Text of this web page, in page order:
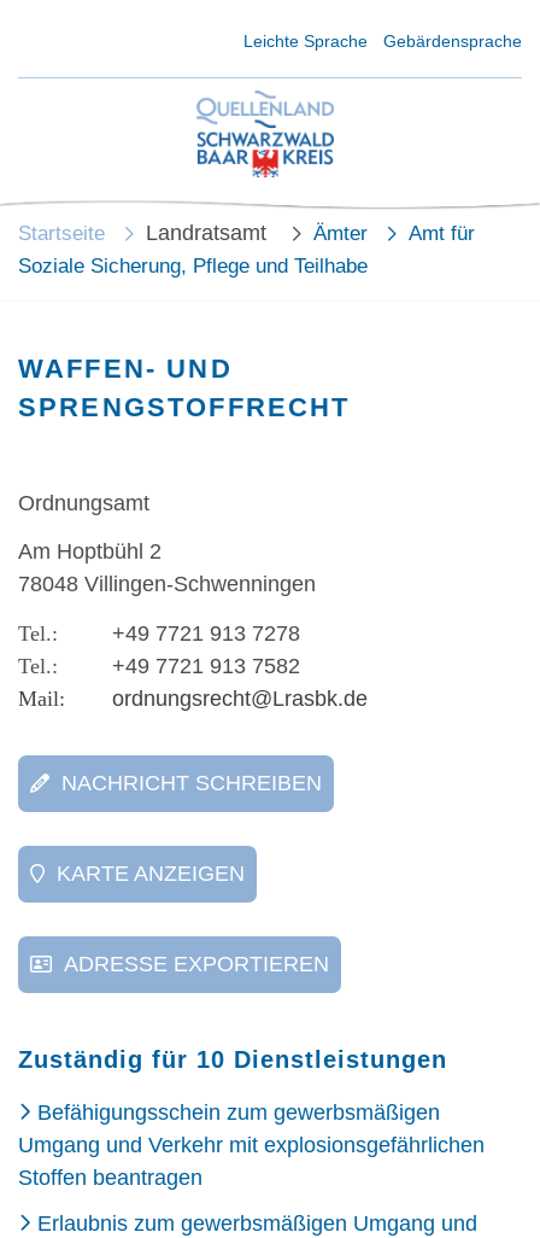
Leichte Sprache Gebärdensprache
Startseite Landratsamt Ämter
Amt für
Soziale Sicherung, Pflege und Teilhabe
WAFFEN- UND
SPRENGSTOFFRECHT
Ordnungsamt
Am Hoptbühl 2
78048 Villingen-Schwenningen
+49 7721 913 7278
+49 7721 913 7582
ordnungsrecht@Lrasbk.de
NACHRICHT SCHREIBEN
KARTE ANZEIGEN
ADRESSE EXPORTIEREN
Zuständig für 10 Dienstleistungen
Befähigungsschein zum gewerbsmäßigen
Umgang und Verkehr mit explosionsgefährlichen
Stoffen beantragen
Erlaubnis zum gewerbsmäßigen Umgang und